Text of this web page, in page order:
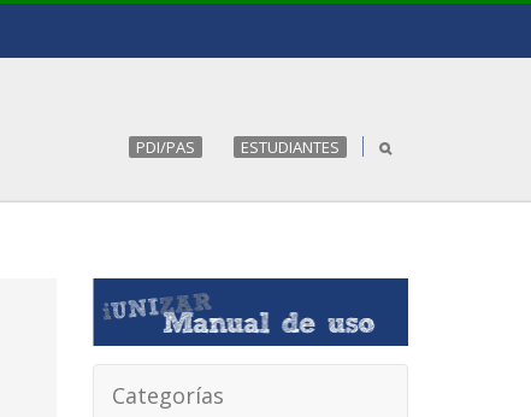
PDI/PAS ESTUDIANTES
Categorías